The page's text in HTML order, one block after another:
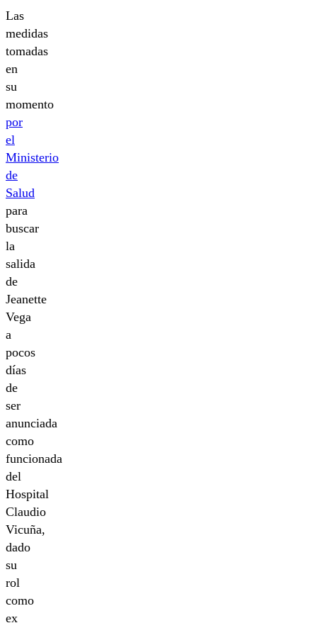
Las
medidas
tomadas
en
su
momento
por
el
Ministerio
de
Salud
para
buscar
la
salida
de
Jeanette
Vega
a
pocos
días
de
ser
anunciada
como
funcionada
del
Hospital
Claudio
Vicuña,
dado
su
rol
como
ex